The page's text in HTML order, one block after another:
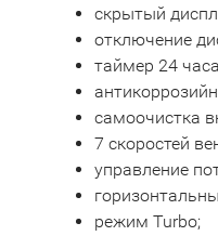
скрытый
отключение
таймер 24
самоочистка
7 скоростей
управление
режим Turbo;